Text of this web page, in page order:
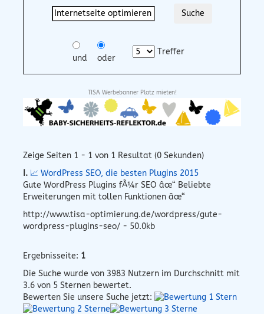
und oder
Treffer
TISA Werbebanner Platz mieten!
Zeige Seiten 1 - 1 von 1 Resultat (0 Sekunden)
I. 📈 WordPress SEO, die besten Plugins 2015
Gute WordPress Plugins fÃ¼r SEO âœ“ Beliebte
Erweiterungen mit tollen Funktionen âœ“
http://www.tisa-optimierung.de/wordpress/gute-
wordpress-plugins-seo/ - 50.0kb
Ergebnisseite: 1
Die Suche wurde von 3983 Nutzern im Durchschnitt mit
3.6 von 5 Sternen bewertet.
Bewerten Sie unsere Suche jetzt: